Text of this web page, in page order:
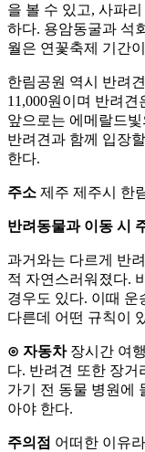
을 볼 수 있고, 사파
하다. 용암동굴과 석
월은 연꽃축제 기간
한림공원 역시 반려
11,000원이며 반려
앞으로는 에메랄드
반려견과 함께 입장
한다.
주소 제주 제주시 한
반려동물과 이동 시
과거와는 다르게 반
적 자연스러워졌다.
경우도 있다. 이때 운
다른데 어떤 규칙이
⊙ 자동차장시간 여
다. 반려견 또한 장거
가기 전 동물 병원에
아야 한다.
주의점 어떠한 이유